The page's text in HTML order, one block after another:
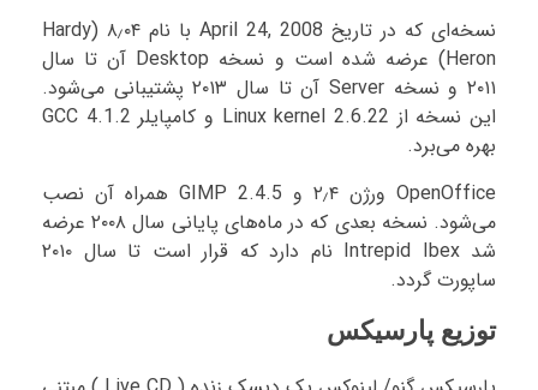
نسخه‌ای که در تاریخ April 24, 2008 با نام ۸٫۰۴ (Hardy
Heron) عرضه شده است و نسخه Desktop آن تا سال
۲۰۱۱ و نسخه Server آن تا سال ۲۰۱۳ پشتیبانی می‌شود.
این نسخه از Linux kernel 2.6.22 و کامپایلر GCC 4.1.2
بهره می‌برد.
OpenOffice ورژن ۲٫۴ و GIMP 2.4.5 همراه آن نصب
می‌شود. نسخه بعدی که در ماه‌های پایانی سال ۲۰۰۸ عرضه
شد Intrepid Ibex نام دارد که قرار است تا سال ۲۰۱۰
ساپورت گردد.
توزیع پارسیکس